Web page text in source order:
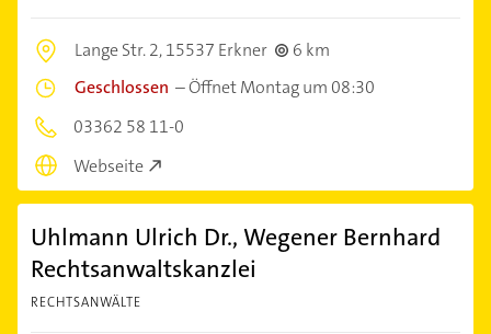
Lange Str. 2,15537 Erkner
6 km
Geschlossen –Öffnet Montag um 08:30
03362 58 11-0
Webseite
Uhlmann Ulrich Dr., Wegener Bernhard
Rechtsanwaltskanzlei
RECHTSANWÄLTE